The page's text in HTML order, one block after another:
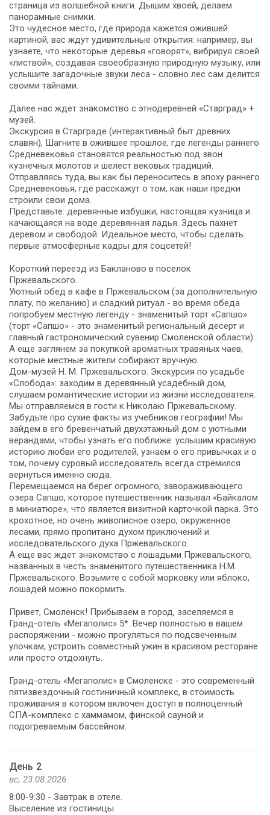
страница из волшебной книги. Дышим хвоей, делаем
панорамные снимки.
Это чудесное место, где природа кажется ожившей
картиной, вас ждут удивительные открытия: например, вы
узнаете, что некоторые деревья «говорят», вибрируя своей
«листвой», создавая своеобразную природную музыку, или
услышите загадочные звуки леса - словно лес сам делится
своими тайнами.
Далее нас ждет знакомство с этнодеревней «Старград» +
музей.
Экскурсия в Старграде (интерактивный быт древних
славян), Шагните в ожившее прошлое, где легенды раннего
Средневековья становятся реальностью под звон
кузнечных молотов и шелест вековых традиций.
Отправляясь туда, вы как бы переноситесь в эпоху раннего
Средневековья, где расскажут о том, как наши предки
строили свои дома.
Представьте: деревянные избушки, настоящая кузница и
качающаяся на воде деревянная ладья. Здесь пахнет
деревом и свободой. Идеальное место, чтобы сделать
первые атмосферные кадры для соцсетей!
Короткий переезд из Бакланово в поселок
Пржевальского.
Уютный обед в кафе в Пржевальском (за дополнительную
плату, по желанию) и сладкий ритуал - во время обеда
попробуем местную легенду - знаменитый торт «Сапшо»
(торт «Сапшо» - это знаменитый региональный десерт и
главный гастрономический сувенир Смоленской области).
А еще заглянем за покупкой ароматных травяных чаев,
которые местные жители собирают вручную.
Дом-музей Н. М. Пржевальского. Экскурсия по усадьбе
«Слобода»: заходим в деревянный усадебный дом,
слушаем романтические истории из жизни исследователя.
Мы отправляемся в гости к Николаю Пржевальскому.
Забудьте про сухие факты из учебников географии! Мы
зайдем в его бревенчатый двухэтажный дом с уютными
верандами, чтобы узнать его поближе: услышим красивую
историю любви его родителей, узнаем о его привычках и о
том, почему суровый исследователь всегда стремился
вернуться именно сюда.
Перемещаемся на берег огромного, завораживающего
озера Сапшо, которое путешественник называл «Байкалом
в миниатюре», что является визитной карточкой парка. Это
крохотное, но очень живописное озеро, окруженное
лесами, прямо пропитано духом приключений и
исследовательского духа Пржевальского.
А еще вас ждет знакомство с лошадьми Пржевальского,
названных в честь знаменитого путешественника Н.М.
Пржевальского. Возьмите с собой морковку или яблоко,
лошадей можно покормить.
Привет, Смоленск! Прибываем в город, заселяемся в
Гранд-отель «Мегаполис» 5*. Вечер полностью в вашем
распоряжении - можно прогуляться по подсвеченным
улочкам, устроить совместный ужин в красивом ресторане
или просто отдохнуть.
Гранд-отель «Мегаполис» в Смоленске - это современный
пятизвездочный гостиничный комплекс, в стоимость
проживания в котором включен доступ в полноценный
СПА-комплекс с хаммамом, финской сауной и
подогреваемым бассейном.
День 2
вс, 23.08.2026
8:00-9:30 - Завтрак в отеле.
Выселение из гостиницы.